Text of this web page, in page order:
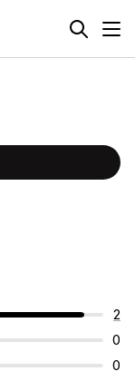
2
0
0